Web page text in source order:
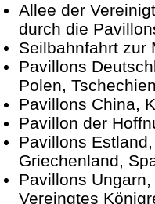
Allee der
durch die
Seilbahnfahrt zur
Pavillons
Polen,
Pavillons China,
Pavillon der
Pavillons
Griechenland,
Pavillons
Vereingtes